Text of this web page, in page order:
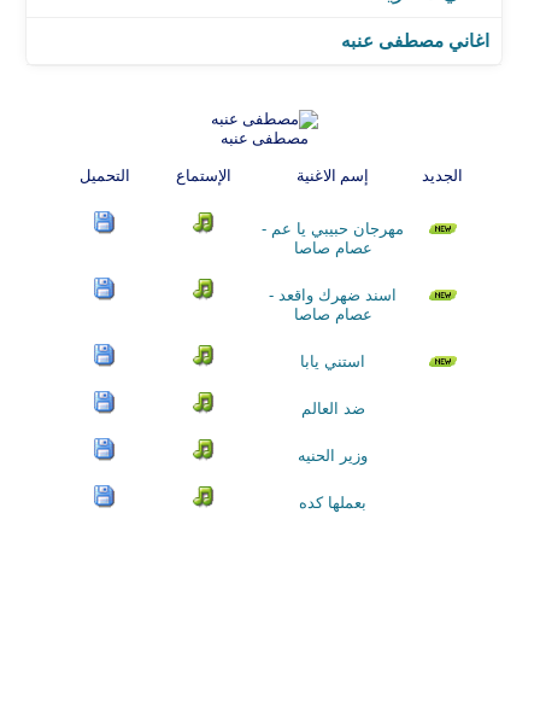
اغاني مصطفى عنبه
مصطفى عنبه
الجديد إسم الاغنية الإستماع التحميل
مهرجان حبيبي يا عم -
عصام صاصا
اسند ضهرك واقعد -
عصام صاصا
استني يابا
ضد العالم
وزير الحنيه
بعملها كده